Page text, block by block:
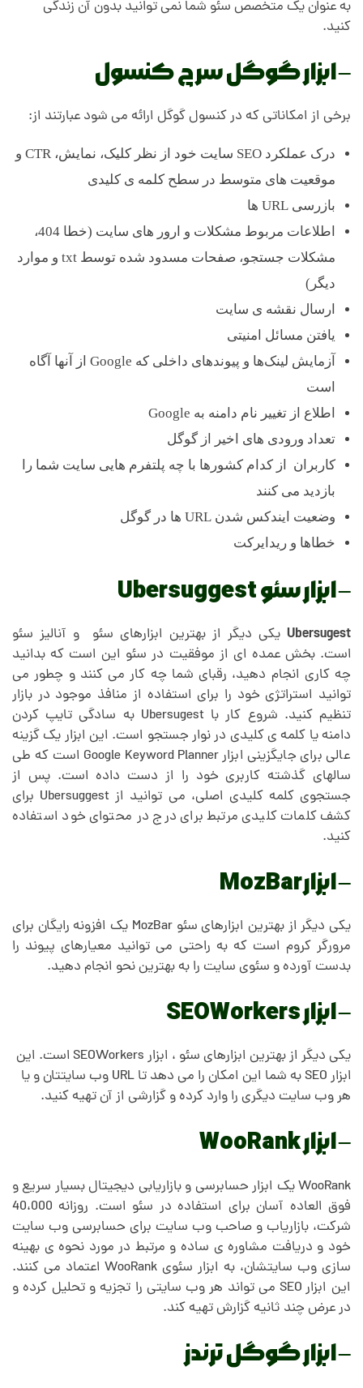
به عنوان یک متخصص سئو شما نمی توانید بدون آن زندگی
کنید.
– ابزار گوگل سرچ کنسول
برخی از امکاناتی که در کنسول گوگل ارائه می شود عبارتند از:
درک عملکرد SEO سایت خود از نظر کلیک، نمایش، CTR و
موقعیت های متوسط در سطح کلمه ی کلیدی
بازرسی URL ها
اطلاعات مربوط مشکلات و ارور های سایت (خطا 404،
مشکلات جستجو، صفحات مسدود شده توسط txt و موارد
دیگر)
ارسال نقشه ی سایت
یافتن مسائل امنیتی
آزمایش لینک‌ها و پیوندهای داخلی که Google از آنها آگاه
است
اطلاع از تغییر نام دامنه به Google
تعداد ورودی های اخیر از گوگل
کاربران از کدام کشورها با چه پلتفرم هایی سایت شما را
بازدید می کنند
وضعیت ایندکس شدن URL ها در گوگل
خطاها و ریدایرکت
– ابزار سئو Ubersuggest
Ubersugest یکی دیگر از بهترین ابزارهای سئو و آنالیز سئو
است. بخش عمده ای از موفقیت در سئو این است که بدانید
چه کاری انجام دهید، رقبای شما چه کار می کنند و چطور می
توانید استراتژی خود را برای استفاده از منافذ موجود در بازار
تنظیم کنید. شروع کار با Ubersugest به سادگی تایپ کردن
دامنه یا کلمه ی کلیدی در نوار جستجو است. این ابزار یک گزینه
عالی برای جایگزینی ابزار Google Keyword Planner است که طی
سالهای گذشته کاربری خود را از دست داده است. پس از
جستجوی کلمه کلیدی اصلی، می توانید از Ubersuggest برای
کشف کلمات کلیدی مرتبط برای درج در محتوای خود استفاده
کنید.
– ابزار MozBar
یکی دیگر از بهترین ابزارهای سئو MozBar یک افزونه رایگان برای
مرورگر کروم است که به راحتی می توانید معیارهای پیوند را
بدست آورده و سئوی سایت را به بهترین نحو انجام دهید.
– ابزار SEOWorkers
یکی دیگر از بهترین ابزارهای سئو ، ابزار SEOWorkers است. این
ابزار SEO به شما این امکان را می دهد تا URL وب سایتتان و یا
هر وب سایت دیگری را وارد کرده و گزارشی از آن تهیه کنید.
– ابزار WooRank
WooRank یک ابزار حسابرسی و بازاریابی دیجیتال بسیار سریع و
فوق العاده آسان برای استفاده در سئو است. روزانه 40،000
شرکت، بازاریاب و صاحب وب سایت برای حسابرسی وب سایت
خود و دریافت مشاوره ی ساده و مرتبط در مورد نحوه ی بهینه
سازی وب سایتشان، به ابزار سئوی WooRank اعتماد می کنند.
این ابزار SEO می تواند هر وب سایتی را تجزیه و تحلیل کرده و
در عرض چند ثانیه گزارش تهیه کند.
– ابزار گوگل ترندز